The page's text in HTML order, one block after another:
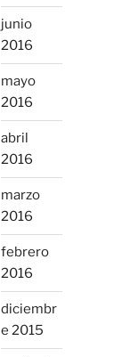
junio
2016
mayo
2016
abril
2016
marzo
2016
febrero
2016
diciembr
e 2015